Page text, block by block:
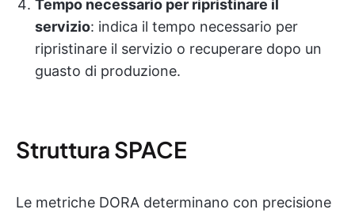
Tempo necessario per ripristinare il
servizio: indica il tempo necessario per
ripristinare il servizio o recuperare dopo un
guasto di produzione.
Struttura SPACE
Le metriche DORA determinano con precisione